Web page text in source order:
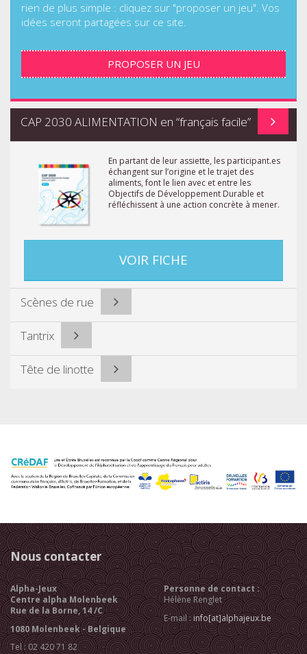
rien de plus simple : cliquez sur "proposer un jeu". Vos
idées seront partagées sur ce site.
PROPOSER UN JEU
CAP 2030 ALIMENTATION en “français facile”
En partant de leur assiette, les participant.es
échangent sur l’origine et le trajet des
aliments, font le lien avec et entre les
Objectifs de Développement Durable et
réfléchissent à une action concrète à mener.
VOIR FICHE
Scènes de rue
Tantrix
Tête de linotte
Nous contacter
Alpha-Jeux
Centre alpha Molenbeek
Rue de la Borne, 14 /C
1080 Molenbeek - Belgique
Tel : 02 420 71 82
Personne de contact :
Hélène Renglet
E-mail : info[at]alphajeux.be